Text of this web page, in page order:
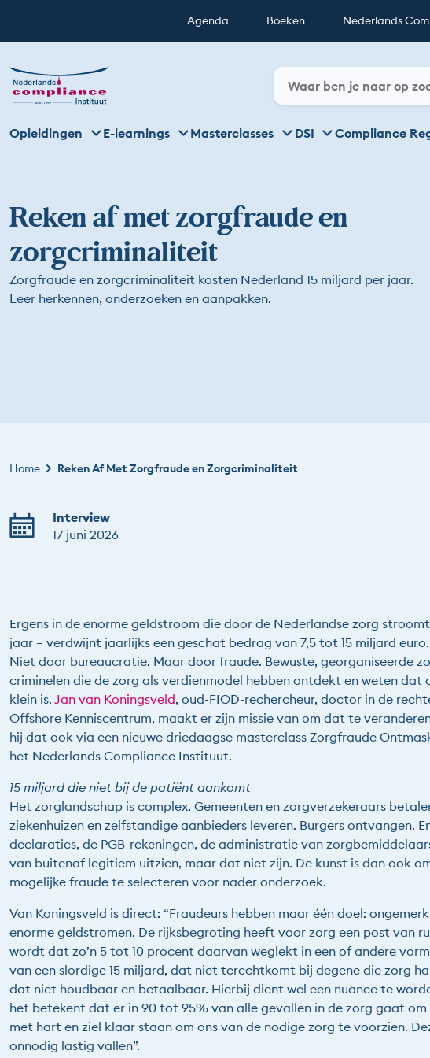
Agenda Boeken Nederlands
Opleidingen E-learnings Masterclasses DSI Compliance
Reken af met zorgfraude en
zorgcriminaliteit
Zorgfraude en zorgcriminaliteit kosten Nederland 15 miljard per jaar.
Leer herkennen, onderzoeken en aanpakken.
Kruimelpad
Home Reken Af Met Zorgfraude en Zorgcriminaliteit
Interview
17 juni 2026
Ergens in de enorme geldstroom die door de Nederlandse zorg
jaar – verdwijnt jaarlijks een geschat bedrag van 7,5 tot 15 miljard
Niet door bureaucratie. Maar door fraude. Bewuste, georganiseerde
criminelen die de zorg als verdienmodel hebben ontdekt en weten dat
klein is. Jan van Koningsveld, oud-FIOD-rechercheur, doctor in de
Offshore Kenniscentrum, maakt er zijn missie van om dat te
hij dat ook via een nieuwe driedaagse masterclass Zorgfraude
het Nederlands Compliance Instituut.
15 miljard die niet bij de patiënt aankomt
Het zorglandschap is complex. Gemeenten en zorgverzekeraars
ziekenhuizen en zelfstandige aanbieders leveren. Burgers ontvangen.
declaraties, de PGB-rekeningen, de administratie van
van buitenaf legitiem uitzien, maar dat niet zijn. De kunst is dan ook
mogelijke fraude te selecteren voor nader onderzoek.
Van Koningsveld is direct: “Fraudeurs hebben maar één doel:
enorme geldstromen. De rijksbegroting heeft voor zorg een post van
wordt dat zo’n 5 tot 10 procent daarvan weglekt in een of andere
van een slordige 15 miljard, dat niet terechtkomt bij degene die zorg
dat niet houdbaar en betaalbaar. Hierbij dient wel een nuance te
het betekent dat er in 90 tot 95% van alle gevallen in de zorg gaat
met hart en ziel klaar staan om ons van de nodige zorg te voorzien.
onnodig lastig vallen”.